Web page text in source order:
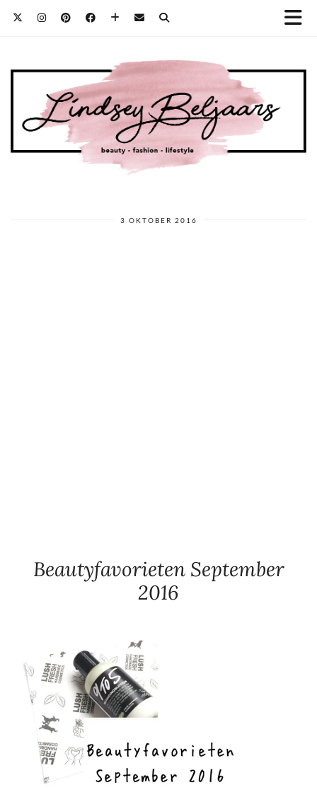
3 OKTOBER 2016
Beautyfavorieten September
2016